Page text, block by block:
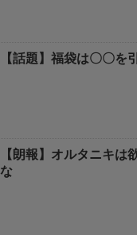
【話題】福袋は〇〇を
【朗報】オルタニキは
な